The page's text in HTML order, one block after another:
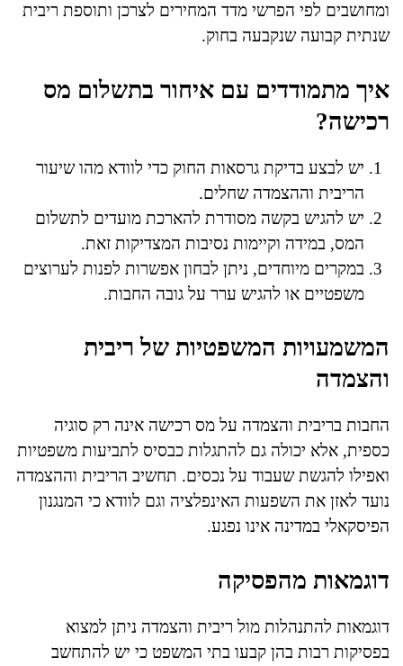
ומחושבים לפי הפרשי מדד המחירים לצרכן ותוספת ריבית
שנתית קבועה שנקבעה בחוק.
איך מתמודדים עם איחור בתשלום מס
רכישה?
יש לבצע בדיקת גרסאות החוק כדי לוודא מהו שיעור
הריבית וההצמדה שחלים.
יש להגיש בקשה מסודרת להארכת מועדים לתשלום
המס, במידה וקיימות נסיבות המצדיקות זאת.
במקרים מיוחדים, ניתן לבחון אפשרות לפנות לערוצים
משפטיים או להגיש ערר על גובה החבות.
המשמעויות המשפטיות של ריבית
והצמדה
החבות בריבית והצמדה על מס רכישה אינה רק סוגיה
כספית, אלא יכולה גם להתגלות כבסיס לתביעות משפטיות
ואפילו להגשת שעבוד על נכסים. תחשיב הריבית וההצמדה
נועד לאזן את השפעות האינפלציה וגם לוודא כי המנגנון
הפיסקאלי במדינה אינו נפגע.
דוגמאות מהפסיקה
דוגמאות להתנהלות מול ריבית והצמדה ניתן למצוא
בפסיקות רבות בהן קבעו בתי המשפט כי יש להתחשב